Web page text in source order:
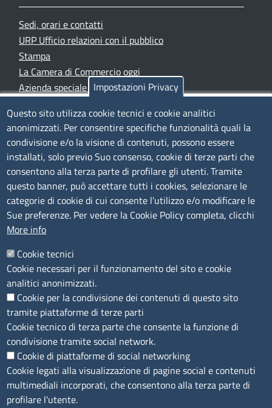
Sedi, orari e contatti
URP Ufficio relazioni con il pubblico
Stampa
La Camera di Commercio oggi
Azienda speciale PromoFirenze
TRASPARENZA
Albo Online
Amministrazione trasparente
Bandi e concorsi
Segnalazioni Whistleblowing
Accessibilità
IBAN e pagamenti informatici
Informative privacy e cookie
Verifiche PA
Attuazione misure PNRR
Modulistica
SEGUICI SU
Impostazioni Privacy
Questo sito utilizza cookie tecnici e cookie analitici
anonimizzati. Per consentire specifiche funzionalità quali la
condivisione e/o la visione di contenuti, possono essere
installati, solo previo Suo consenso, cookie di terze parti che
consentono alla terza parte di profilare gli utenti. Tramite
questo banner, può accettare tutti i cookies, selezionare le
categorie di cookie di cui consente l’utilizzo e/o modificare le
Sue preferenze. Per vedere la Cookie Policy completa, clicchi
More info
Cookie tecnici
Cookie necessari per il funzionamento del sito e cookie
analitici anonimizzati.
Cookie per la condivisione dei contenuti di questo sito
tramite piattaforme di terze parti
Cookie tecnico di terza parte che consente la funzione di
condivisione tramite social network.
Cookie di piattaforme di social networking
Cookie legati alla visualizzazione di pagine social e contenuti
multimediali incorporati, che consentono alla terza parte di
profilare l'utente.